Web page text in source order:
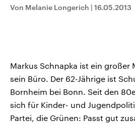
September 2026 einen neuen
Landtag. Seit 2021 wird das
und Kandidaten der anstehenden
Wahl.
Audio-Archiv
Von Melanie Longerich | 16.05.2013
Markus Schnapka ist ein großer
sein Büro. Der 62-Jährige ist
Bornheim bei Bonn. Seit den
sich für Kinder- und
Partei, die Grünen: Passt gut